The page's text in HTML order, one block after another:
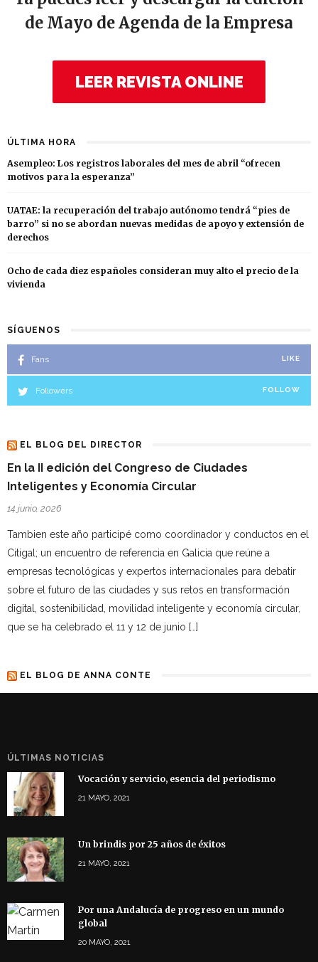
de Mayo de Agenda de la Empresa
LEER REVISTA ONLINE
ÚLTIMA HORA
Asempleo: Los registros laborales del mes de abril “ofrecen
motivos para la esperanza”
UATAE: la recuperación del trabajo autónomo tendrá “pies de
barro” si no se abordan nuevas medidas de apoyo y extensión de
derechos
Ocho de cada diez españoles consideran muy alto el precio de la
vivienda
SÍGUENOS
Fans LIKE
Followers FOLLOW
EL BLOG DEL DIRECTOR
En la II edición del Congreso de Ciudades
Inteligentes y Economía Circular
14 junio, 2026
Tambien este año participé como coordinador y conductos en el
Citigal; un encuentro de referencia en Galicia que reúne a
empresas tecnológicas y expertos internacionales para debatir
sobre el futuro de las ciudades y sus retos en transformación
digital, sostenibilidad, movilidad inteligente y economía circular,
que se ha celebrado el 11 y 12 de junio […]
EL BLOG DE ANNA CONTE
ÚLTIMAS NOTICIAS
Vocación y servicio, esencia del periodismo
21 MAYO, 2021
Un brindis por 25 años de éxitos
21 MAYO, 2021
Por una Andalucía de progreso en un mundo
global
20 MAYO, 2021